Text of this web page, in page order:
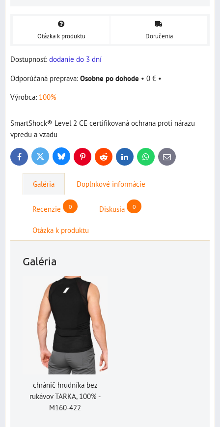
Otázka k produktu Doručenia
Dostupnosť: dodanie do 3 dní
Osobne po dohode • 0 € •
Výrobca: 100%
SmartShock® Level 2 CE certifikovaná ochrana proti nárazu
vpredu a vzadu
FacebookTwitter BlueskyPinterestReddit LinkedInWhatsApp
E-
mail
Galéria Doplnkové informácie
Recenzie 0 Diskusia 0
Otázka k produktu
Galéria
chránič hrudníka bez
rukávov TARKA, 100% -
M160-422